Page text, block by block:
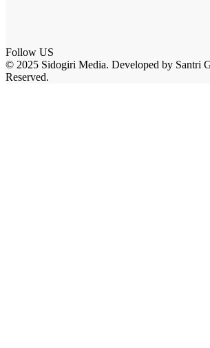
Follow US
© 2025 Sidogiri Media. Developed by Santri
Reserved.